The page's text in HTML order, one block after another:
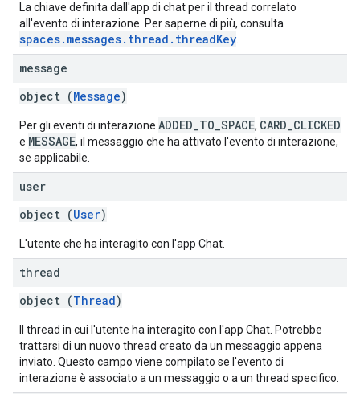
La chiave definita dall'app di chat per il thread correlato
all'evento di interazione. Per saperne di più, consulta
spaces.messages.thread.threadKey
message
object (Message)
Per gli eventi di interazione ADDED_TO_SPACE, CARD_CLICKED
e MESSAGE, il messaggio che ha attivato l'evento di interazione,
se applicabile.
user
object (User)
L'utente che ha interagito con l'app Chat.
thread
object (Thread)
Il thread in cui l'utente ha interagito con l'app Chat. Potrebbe
trattarsi di un nuovo thread creato da un messaggio appena
inviato. Questo campo viene compilato se l'evento di
interazione è associato a un messaggio o a un thread specifico.